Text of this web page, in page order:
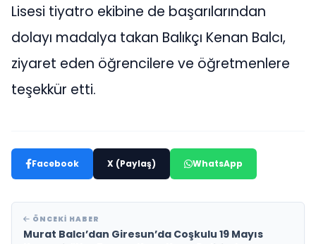
Lisesi tiyatro ekibine de başarılarından
dolayı madalya takan Balıkçı Kenan Balcı,
ziyaret eden öğrencilere ve öğretmenlere
teşekkür etti.
Facebook X (Paylaş) WhatsApp
ÖNCEKI HABER
Murat Balcı’dan Giresun’da Coşkulu 19 Mayıs